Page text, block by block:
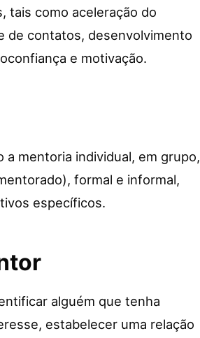
tais como aceleração do
de contatos, desenvolvimento
e motivação.
mentoria individual, em grupo,
formal e informal,
específicos.
alguém que tenha
estabelecer uma relação